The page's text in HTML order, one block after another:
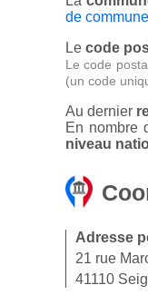
de
Le code
Le code
(un code
Au dernier
En nombre
niveau
Adresse
21 rue
41110